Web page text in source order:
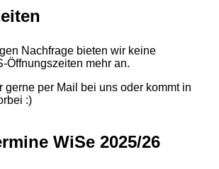
Nachfrage bieten wir keine
Öffnungszeiten mehr an.
gerne per Mail bei uns oder kommt in
:)
WiSe 2025/26